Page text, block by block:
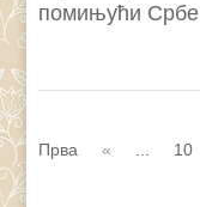
помињући Србе
Прва
« ... 10